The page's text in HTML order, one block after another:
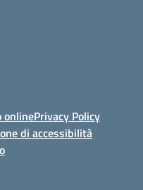
onlinePrivacy Policy
di accessibilità